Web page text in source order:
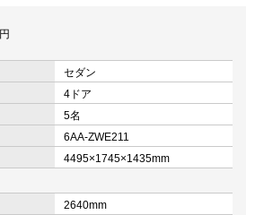
円
セダン
4ドア
5名
6AA-ZWE211
4495×1745×1435mm
2640mm